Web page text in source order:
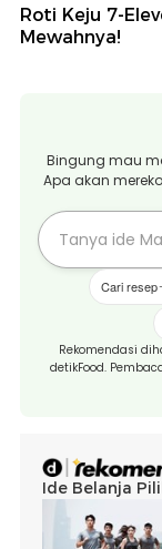
Roti Keju 7-
Mewahnya!
Bingung mau
Apa akan
Cari resep
Rekomendasi
detikFood.